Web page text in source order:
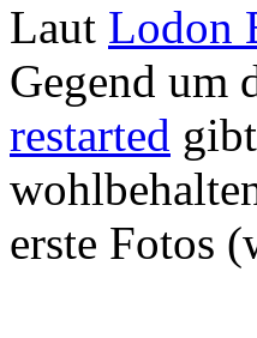
Laut Lodon
Gegend um
restarted
erste Fotos